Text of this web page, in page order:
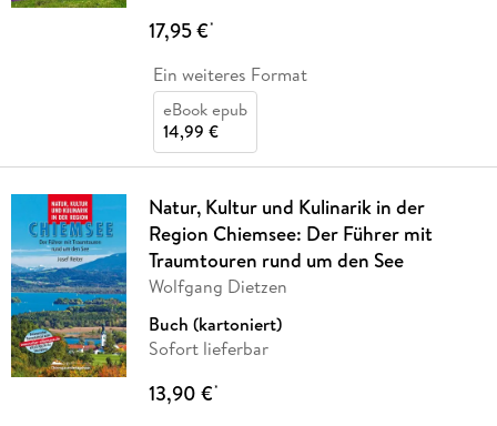
17,95 €*
Ein weiteres Format
eBook epub
14,99 €
Natur, Kultur und Kulinarik in der
Region Chiemsee: Der Führer mit
Traumtouren rund um den See
Wolfgang Dietzen
Buch (kartoniert)
Sofort lieferbar
13,90 €*